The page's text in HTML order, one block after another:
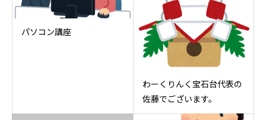
パソコン講座
わーくりんく宝石台代表の
佐藤でございます。